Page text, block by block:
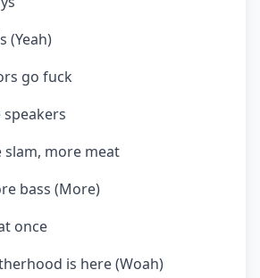
(Yeah)
go fuck
slam, more meat
bass (More)
once
is here (Woah)